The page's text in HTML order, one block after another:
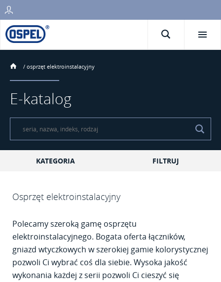
/ osprzęt elektroinstalacyjny
E-katalog
KATEGORIA FILTRUJ
Osprzęt elektroinstalacyjny
Polecamy szeroką gamę osprzętu
elektroinstalacyjnego. Bogata oferta łączników,
gniazd wtyczkowych w szerokiej gamie kolorystycznej
pozwoli Ci wybrać coś dla siebie. Wysoka jakość
wykonania każdej z serii pozwoli Ci cieszyć się